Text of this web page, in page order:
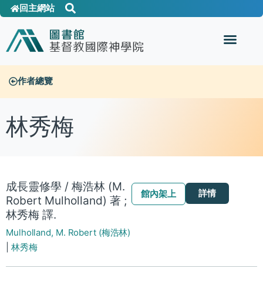
回主網站
作者總覽
林秀梅
成長靈修學 / 梅浩林 (M.
Robert Mulholland) 著 ;
林秀梅 譯.
Mulholland, M. Robert (梅浩林)
林秀梅
館內架上 詳情